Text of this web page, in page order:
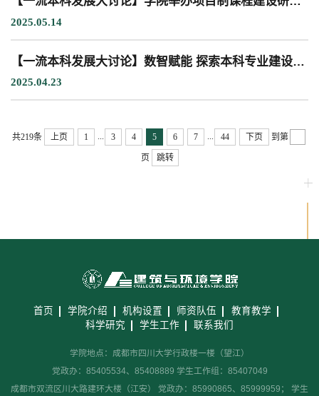
学生活动 创业就业 奖助学金
常用办公电话 办事流程 材料下载
2025.05.14
【一流本科发展大讨论】数智赋能 探索本科专业建设新路径 ——学院土木工程系开展一流本科建设系列活动
2025.04.23
共219条 上页 1 3 4 5 6 7 44 下页 到第
页 跳转
首页 学院介绍 机构设置 师资队伍
教育教学
科学研究
学生工作 联系我们
学院地点：成都市四川大学行政楼一楼（望江）
党政办：85405534、85408889 学生工作组：85407049
成都市双流区川大路建环大楼（江安） 党政办：85990865、85999959； 学生